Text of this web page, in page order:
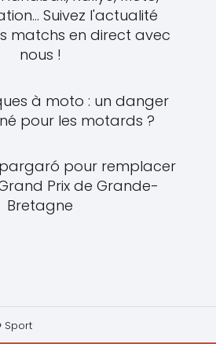
Suivez l'actualité
matchs en direct avec
nous !
à moto : un danger
pour les motards ?
pour remplacer
Prix de Grande-
Bretagne
Sport